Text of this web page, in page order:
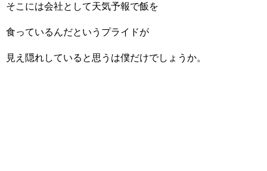
そこには会社として天気予報で飯を
食っているんだというプライドが
見え隠れしていると思うは僕だけでしょうか。